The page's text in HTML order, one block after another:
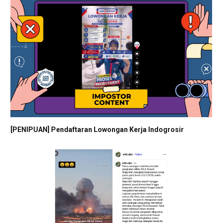
[PENIPUAN] Pendaftaran Lowongan Kerja Indogrosir